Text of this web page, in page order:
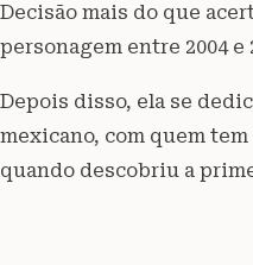
Decisão mais do que
personagem entre 2004 e
Depois disso, ela se
mexicano, com quem
quando descobriu a